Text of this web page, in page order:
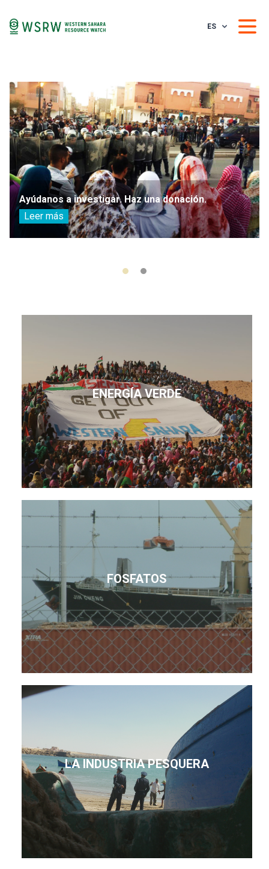
ES
Ayúdanos a investigar. Haz una donación.
Leer más
ENERGÍA VERDE
FOSFATOS
LA INDUSTRIA PESQUERA